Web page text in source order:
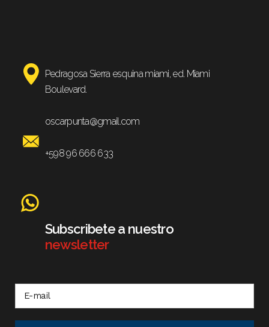
Pedragosa Sierra esquina miami, ed. Miami
Boulevard.
oscarpunta@gmail.com
+598 96 666 633
Subscribete a nuestro
newsletter